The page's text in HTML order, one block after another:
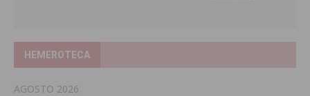
HEMEROTECA
AGOSTO 2026